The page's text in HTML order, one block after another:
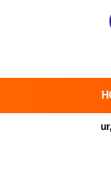
Timur,